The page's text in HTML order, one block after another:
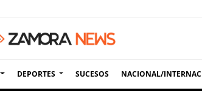
DEPORTES SUCESOS NACIONAL/